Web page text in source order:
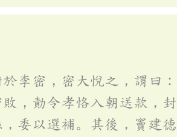
李密，密大悅之，謂曰：
，勣令孝恪入朝送款，封
委以選補。其後，竇建德